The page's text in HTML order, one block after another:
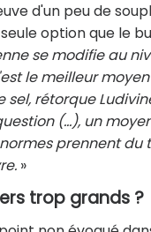
d'un peu de
option que le
se modifie au
le meilleur
sel, rétorque
(…), un
normes prennent
»
trop grands ?